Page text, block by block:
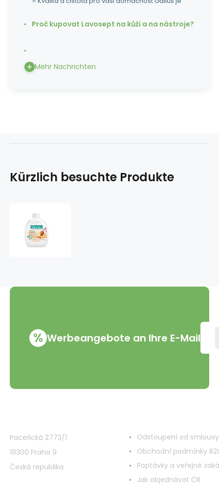
Proč kupovat Lavosept na kůži a na nástroje?
Mehr Nachrichten
Kürzlich besuchte Produkte
300
% Werbeangebote an Ihre E-Mail
Paceřická 2773/1
19300 Praha 9
Česká republika
Odstoupení od smlouvy
Obchodní podmínky
Poptávky a veřejné
Jak objednávat ČR